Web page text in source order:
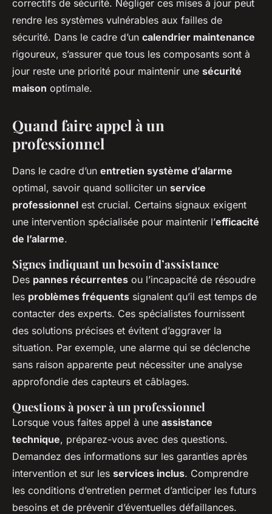
correctifs de sécurité. Négliger ces mises à jour peut
rendre les systèmes vulnérables aux failles de
sécurité. Dans le cadre d’un calendrier maintenance
rigoureux, s’assurer que tous les composants sont à
jour reste une priorité pour maintenir une sécurité
maison optimale.
Quand faire appel à un
professionnel
Dans le cadre d’un entretien système d’alarme
optimal, savoir quand solliciter un service
professionnel est crucial. Certains signaux exigent
une intervention spécialisée pour maintenir l’efficacité
de l’alarme.
Signes indiquant un besoin d’assistance
Des pannes récurrentes ou l’incapacité de résoudre
les problèmes fréquents signalent qu’il est temps de
contacter des experts. Ces spécialistes fournissent
des solutions précises et évitent d’aggraver la
situation. Par exemple, une alarme qui se déclenche
sans raison apparente peut nécessiter une analyse
approfondie des capteurs et câblages.
Questions à poser à un professionnel
Lorsque vous faites appel à une assistance
technique, préparez-vous avec des questions.
Demandez des informations sur les garanties après
intervention et sur les services inclus. Comprendre
les conditions d’entretien permet d’anticiper les futurs
besoins et de prévenir d’éventuelles défaillances.